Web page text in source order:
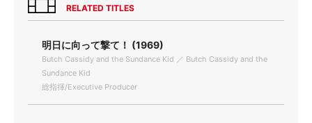
RELATED TITLES
明日に向って撃て！ (1969)
Butch Cassidy and the Sundance Kid ／ Butch Cassidy and the
Sundance Kid
総指揮/Executive Producer